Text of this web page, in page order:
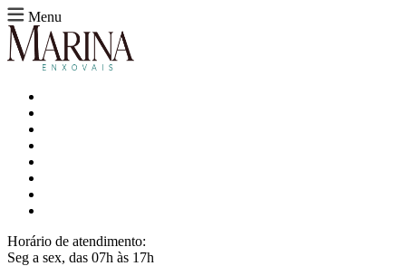
Menu
Horário de atendimento:
Seg a sex, das 07h às 17h